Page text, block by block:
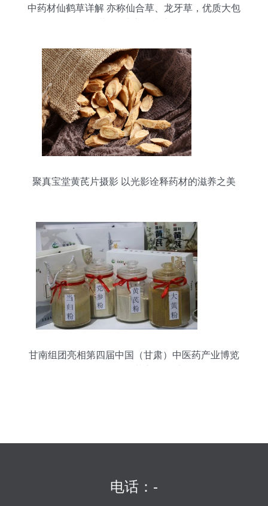
中药材仙鹤草详解 亦称仙合草、龙牙草，优质大包
聚真宝堂黄芪片摄影 以光影诠释药材的滋养之美
甘南组团亮相第四届中国（甘肃）中医药产业博览
电话：-